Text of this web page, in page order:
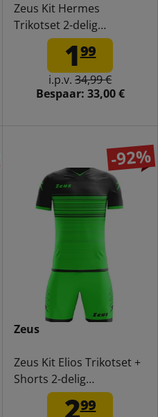
Zeus Kit Hermes
Trikotset 2-delig
geel/royalblauw/wit
199
i.p.v. 34,99 €
Bespaar: 33,00 €
-92%
Zeus
Zeus Kit Elios Trikotset +
Shorts 2-delig
fluorgroen/zwart
299